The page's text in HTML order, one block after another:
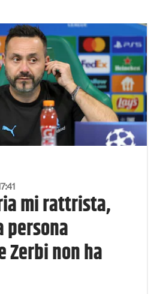
mi rattrista,
persona
Zerbi non ha